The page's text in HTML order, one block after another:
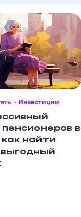
Инвестиции
в
как найти
выгодный